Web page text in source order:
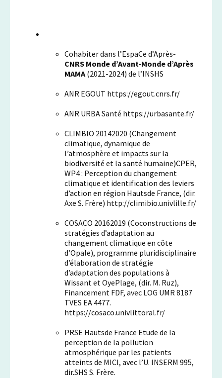
Cohabiter dans l’EspaCe d’Après-
CNRS Monde d’Avant-Monde d’Après
MAMA(2021-2024) de l’INSHS
ANR EGOUT https://egout.cnrs.fr/
ANR URBA Santé https://urbasante.fr/
CLIMBIO 20142020 (Changement
climatique, dynamique de
l’atmosphère et impacts sur la
biodiversité et la santé humaine)CPER,
WP4 : Perception du changement
climatique et identification des leviers
d’action en région Hautsde France, (dir.
Axe S. Frère) http://climibio.univlille.fr/
COSACO 20162019 (Coconstructions de
stratégies d’adaptation au
changement climatique en côte
d’Opale), programme pluridisciplinaire
d’élaboration de stratégie
d’adaptation des populations à
Wissant et OyePlage, (dir. M. Ruz),
Financement FDF, avec LOG UMR 8187
TVES EA 4477.
https://cosaco.univlittoral.fr/
PRSE Hautsde France Etude de la
perception de la pollution
atmosphérique par les patients
atteints de MICI, avec l’U. INSERM 995,
dir.SHS S. Frère.